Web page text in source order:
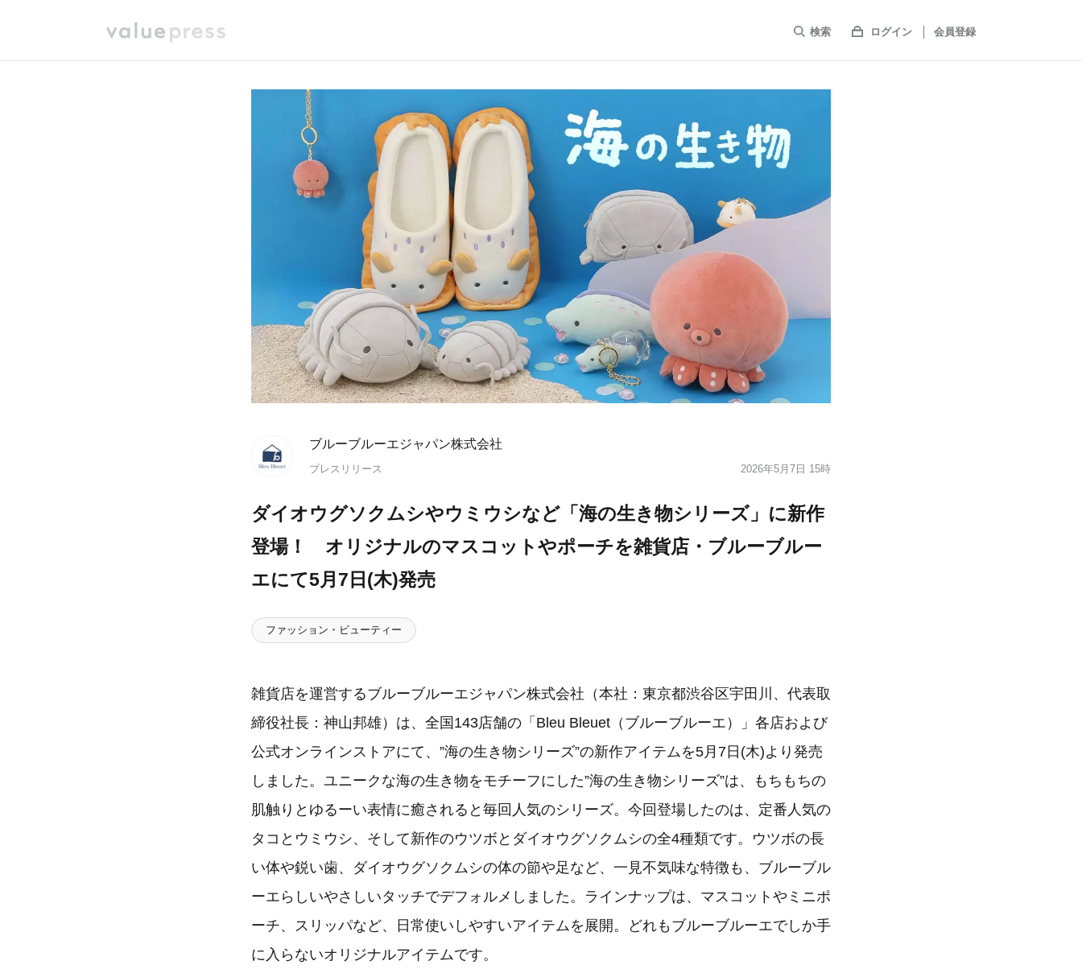
検索 ログイン 会員登録
ブルーブルーエジャパン株式会社
プレスリリース 2026年5月7日 15時
ダイオウグソクムシやウミウシなど「海の生き物シリーズ」に新作
登場！ オリジナルのマスコットやポーチを雑貨店・ブルーブルー
エにて5月7日(木)発売
ファッション・ビューティー
雑貨店を運営するブルーブルーエジャパン株式会社（本社：東京都渋谷区宇田川、代表取
締役社長：神山邦雄）は、全国143店舗の「Bleu Bleuet（ブルーブルーエ）」各店および
公式オンラインストアにて、”海の生き物シリーズ”の新作アイテムを5月7日(木)より発売
しました。ユニークな海の生き物をモチーフにした”海の生き物シリーズ”は、もちもちの
肌触りとゆるーい表情に癒されると毎回人気のシリーズ。今回登場したのは、定番人気の
タコとウミウシ、そして新作のウツボとダイオウグソクムシの全4種類です。ウツボの長
い体や鋭い歯、ダイオウグソクムシの体の節や足など、一見不気味な特徴も、ブルーブル
ーエらしいやさしいタッチでデフォルメしました。ラインナップは、マスコットやミニポ
ーチ、スリッパなど、日常使いしやすいアイテムを展開。どれもブルーブルーエでしか手
に入らないオリジナルアイテムです。